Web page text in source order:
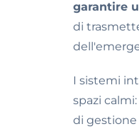
garantire
di
I sistemi
spazi
di gestione